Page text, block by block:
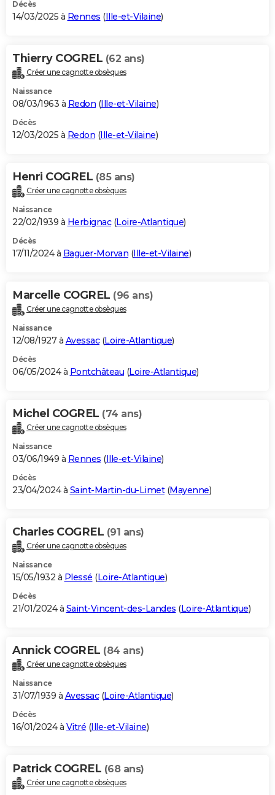
Décès
14/03/2025 à Rennes (Ille-et-Vilaine)
Thierry COGREL (62 ans)
Créer une cagnotte obsèques
Naissance
08/03/1963 à Redon (Ille-et-Vilaine)
Décès
12/03/2025 à Redon (Ille-et-Vilaine)
Henri COGREL (85 ans)
Créer une cagnotte obsèques
Naissance
22/02/1939 à Herbignac(Loire-Atlantique)
Décès
17/11/2024 à Baguer-Morvan (Ille-et-Vilaine)
Marcelle COGREL (96 ans)
Créer une cagnotte obsèques
Naissance
12/08/1927 à Avessac(Loire-Atlantique)
Décès
06/05/2024 à Pontchâteau (Loire-Atlantique)
Michel COGREL (74 ans)
Créer une cagnotte obsèques
Naissance
03/06/1949 à Rennes (Ille-et-Vilaine)
Décès
23/04/2024 à Saint-Martin-du-Limet(Mayenne)
Charles COGREL (91 ans)
Créer une cagnotte obsèques
Naissance
15/05/1932 à Plessé (Loire-Atlantique)
Décès
21/01/2024 à Saint-Vincent-des-Landes (Loire-Atlantique)
Annick COGREL (84 ans)
Créer une cagnotte obsèques
Naissance
31/07/1939 à Avessac(Loire-Atlantique)
Décès
16/01/2024 à Vitré (Ille-et-Vilaine)
Patrick COGREL (68 ans)
Créer une cagnotte obsèques